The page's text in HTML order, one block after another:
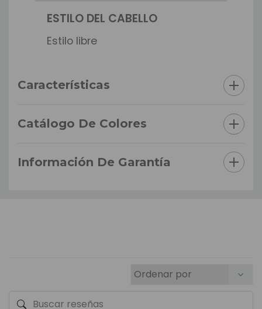
ESTILO DEL CABELLO
Estilo libre
Características
Catálogo De Colores
Información De Garantía